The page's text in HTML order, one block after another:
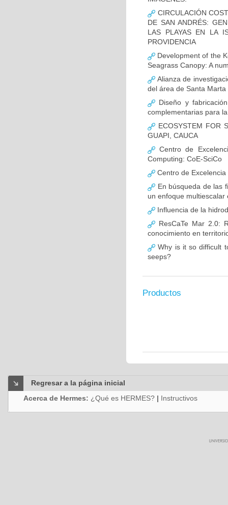
CIRCULACIÓN
DE SAN ANDRÉS:
LAS PLAYAS EN LA
PROVIDENCIA
Development of the
Seagrass Canopy: A
Alianza de
del área de Santa
Diseño y
complementarias para
ECOSYSTEM FOR
GUAPI, CAUCA
Centro de
Computing: CoE-SciCo
Centro de
En búsqueda de las
un enfoque
Influencia de la
ResCaTe Mar 2.0:
conocimiento en
Why is it so difficult
seeps?
Productos
Regresar a la página inicial
Acerca de Hermes: ¿Qué es HERMES? | Instructivos